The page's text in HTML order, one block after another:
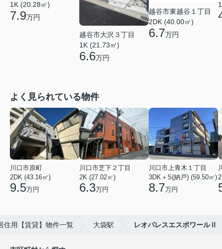
1K (20.28㎡)
7.9万円
越谷市大沢３丁目
1K (21.73㎡)
6.6万円
越谷市東越谷１丁目
2DK (40.00㎡)
6.7万円
よく見られている物件
川口市原町
2DK (43.16㎡)
9.5万円
川口市芝下２丁目
2K (27.02㎡)
6.3万円
川口市上青木１丁目
3DK＋S(納戸) (59.50㎡)
8.7万円
住用【賃貸】物件一覧 大袋駅 レオパレスエスポワールⅡ